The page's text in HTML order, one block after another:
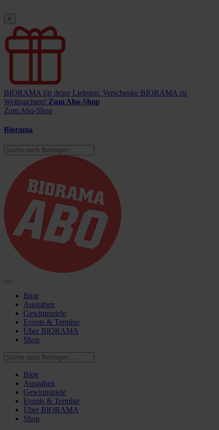
×
BIORAMA für deine Liebsten. Verschenke BIORAMA zu
Weihnachten! Zum Abo-Shop
Zum Abo-Shop
Biorama
Blog
Ausgaben
Gewinnspiele
Events & Termine
Über BIORAMA
Shop
Blog
Ausgaben
Gewinnspiele
Events & Termine
Über BIORAMA
Shop